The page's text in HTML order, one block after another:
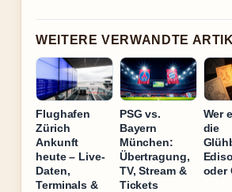
WEITERE VERWANDTE
Flughafen
Zürich
Ankunft
heute – Live-
Daten,
Terminals &
PSG vs.
Bayern
München:
Übertragung,
TV, Stream &
Tickets
Wer
die
oder